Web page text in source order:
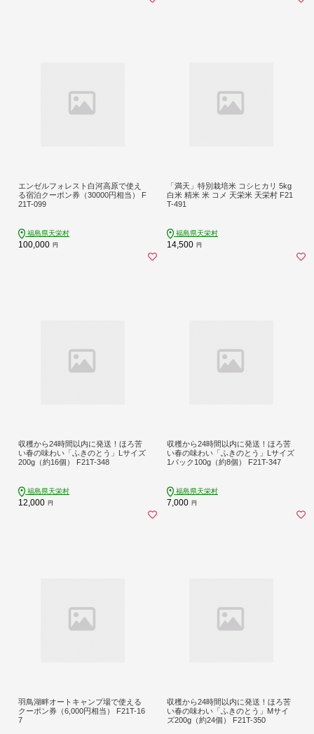
エンゼルフォレスト白河高原で使え
る宿泊クーポン券（30000円相当） F
21T-099
福島県天栄村
100,000 円
「満天」特別栽培米 コシヒカリ 5kg
白米 精米 米 コメ 天栄米 天栄村 F21
T-491
福島県天栄村
14,500 円
収穫から24時間以内に発送！ほろ苦
い春の味わい「ふきのとう」Lサイズ
200g（約16個） F21T-348
福島県天栄村
12,000 円
収穫から24時間以内に発送！ほろ苦
い春の味わい「ふきのとう」Lサイズ
1パック100g（約8個） F21T-347
福島県天栄村
7,000 円
羽鳥湖畔オートキャンプ場で使える
クーポン券（6,000円相当） F21T-16
7
収穫から24時間以内に発送！ほろ苦
い春の味わい「ふきのとう」Mサイ
ズ200g（約24個） F21T-350